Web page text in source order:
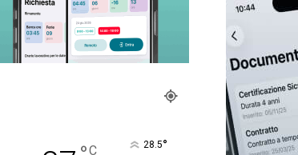
C 28.5°